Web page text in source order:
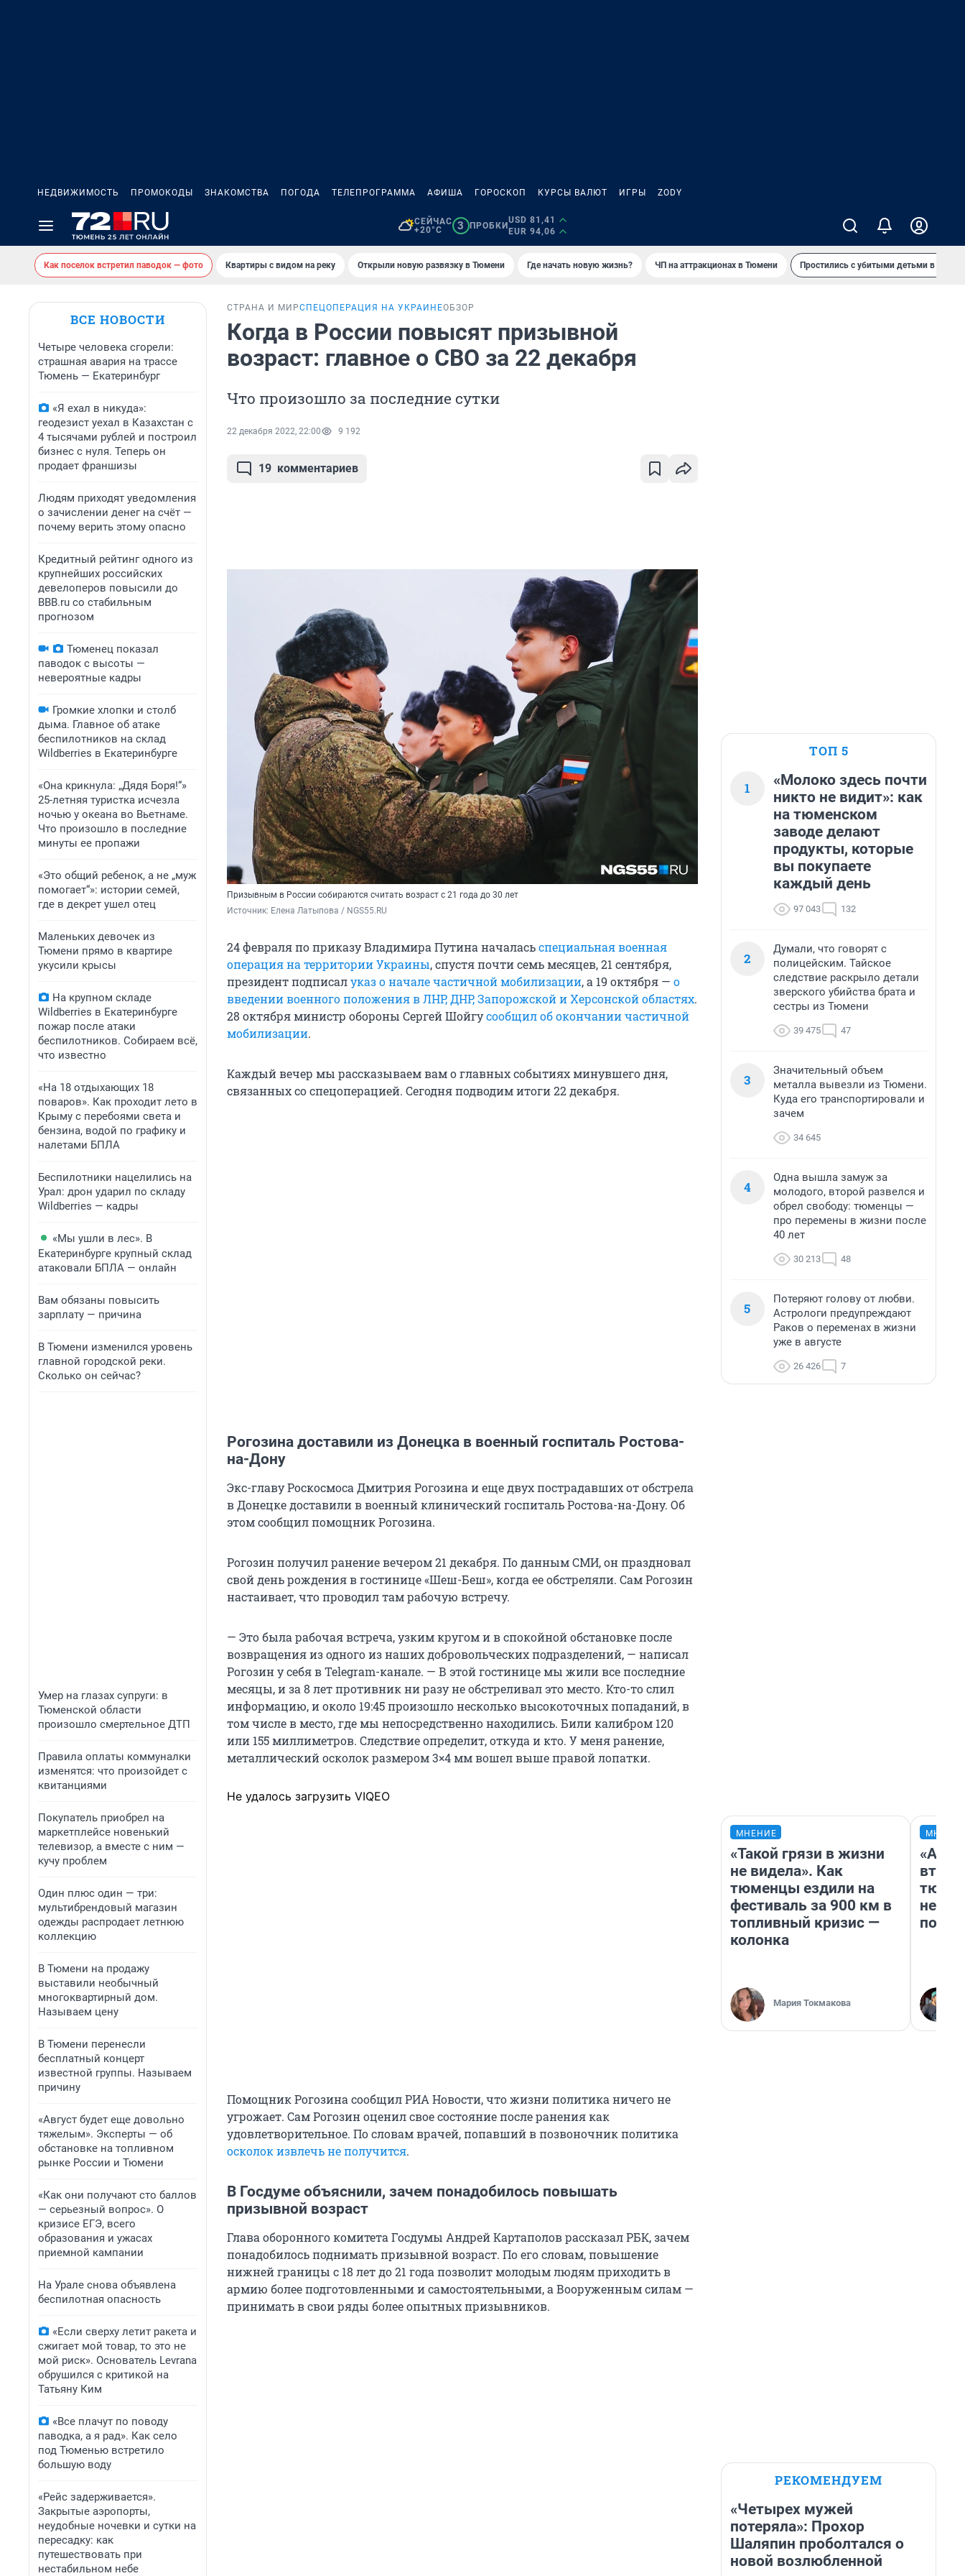
НЕДВИЖИМОСТЬ ПРОМОКОДЫ ЗНАКОМСТВА ПОГОДА ТЕЛЕПРОГРАММА АФИША ГОРОСКОП КУРСЫ ВАЛЮТ ИГРЫ ZODY
СЕЙЧАС
+20°C
3 ПРОБКИ
USD 81,41
EUR 94,06
Как поселок встретил паводок — фото Квартиры с видом на реку Открыли новую развязку в Тюмени Где начать новую жизнь? ЧП на аттракционах в Тюмени Простились с убитыми детьми в
ВСЕ НОВОСТИ
Четыре человека сгорели:
страшная авария на трассе
Тюмень — Екатеринбург
«Я ехал в никуда»:
геодезист уехал в Казахстан с
4 тысячами рублей и построил
бизнес с нуля. Теперь он
продает франшизы
Людям приходят уведомления
о зачислении денег на счёт —
почему верить этому опасно
Кредитный рейтинг одного из
крупнейших российских
девелоперов повысили до
BBB.ru со стабильным
прогнозом
Тюменец показал
паводок с высоты —
невероятные кадры
Громкие хлопки и столб
дыма. Главное об атаке
беспилотников на склад
Wildberries в Екатеринбурге
«Она крикнула: „Дядя Боря!“»
25-летняя туристка исчезла
ночью у океана во Вьетнаме.
Что произошло в последние
минуты ее пропажи
«Это общий ребенок, а не „муж
помогает“»: истории семей,
где в декрет ушел отец
Маленьких девочек из
Тюмени прямо в квартире
укусили крысы
На крупном складе
Wildberries в Екатеринбурге
пожар после атаки
беспилотников. Собираем всё,
что известно
«На 18 отдыхающих 18
поваров». Как проходит лето в
Крыму с перебоями света и
бензина, водой по графику и
налетами БПЛА
Беспилотники нацелились на
Урал: дрон ударил по складу
Wildberries — кадры
«Мы ушли в лес». В
Екатеринбурге крупный склад
атаковали БПЛА — онлайн
Вам обязаны повысить
зарплату — причина
В Тюмени изменился уровень
главной городской реки.
Сколько он сейчас?
Умер на глазах супруги: в
Тюменской области
произошло смертельное ДТП
Правила оплаты коммуналки
изменятся: что произойдет с
квитанциями
Покупатель приобрел на
маркетплейсе новенький
телевизор, а вместе с ним —
кучу проблем
Один плюс один — три:
мультибрендовый магазин
одежды распродает летнюю
коллекцию
В Тюмени на продажу
выставили необычный
многоквартирный дом.
Называем цену
В Тюмени перенесли
бесплатный концерт
известной группы. Называем
причину
«Август будет еще довольно
тяжелым». Эксперты — об
обстановке на топливном
рынке России и Тюмени
«Как они получают сто баллов
— серьезный вопрос». О
кризисе ЕГЭ, всего
образования и ужасах
приемной кампании
На Урале снова объявлена
беспилотная опасность
«Если сверху летит ракета и
сжигает мой товар, то это не
мой риск». Основатель Levrana
обрушился с критикой на
Татьяну Ким
«Все плачут по поводу
паводка, а я рад». Как село
под Тюменью встретило
большую воду
«Рейс задерживается».
Закрытые аэропорты,
неудобные ночевки и сутки на
пересадку: как
путешествовать при
нестабильном небе
СТРАНА И МИРСПЕЦОПЕРАЦИЯ НА УКРАИНЕОБЗОР
Когда в России повысят призывной
возраст: главное о СВО за 22 декабря
Что произошло за последние сутки
22 декабря 2022, 22:00 9 192
19 комментариев
Призывным в России собираются считать возраст с 21 года до 30 лет
Источник: Елена Латыпова / NGS55.RU
24 февраля по приказу Владимира Путина началасьспециальная военная
операция на территории Украины, спустя почти семь месяцев, 21 сентября,
президент подписалуказ о начале частичной мобилизации, а 19 октября — о
введении военного положения в ЛНР, ДНР, Запорожской и Херсонской областях.
28 октября министр обороны Сергей Шойгусообщил об окончании частичной
мобилизации.
Каждый вечер мы рассказываем вам о главных событиях минувшего дня,
связанных со спецоперацией. Сегодня подводим итоги 22 декабря.
Рогозина доставили из Донецка в военный госпиталь Ростова-
на-Дону
Экс-главу Роскосмоса Дмитрия Рогозина и еще двух пострадавших от обстрела
в Донецке доставили в военный клинический госпиталь Ростова-на-Дону. Об
этом сообщил помощник Рогозина.
Рогозин получил ранение вечером 21 декабря. По данным СМИ, он праздновал
свой день рождения в гостинице «Шеш-Беш», когда ее обстреляли. Сам Рогозин
настаивает, что проводил там рабочую встречу.
— Это была рабочая встреча, узким кругом и в спокойной обстановке после
возвращения из одного из наших добровольческих подразделений, — написал
Рогозин у себя в Telegram-канале. — В этой гостинице мы жили все последние
месяцы, и за 8 лет противник ни разу не обстреливал это место. Кто-то слил
информацию, и около 19:45 произошло несколько высокоточных попаданий, в
том числе в место, где мы непосредственно находились. Били калибром 120
или 155 миллиметров. Следствие определит, откуда и кто. У меня ранение,
металлический осколок размером 3×4 мм вошел выше правой лопатки.
Не удалось загрузить VIQEO
Помощник Рогозина сообщил РИА Новости, что жизни политика ничего не
угрожает. Сам Рогозин оценил свое состояние после ранения как
удовлетворительное. По словам врачей, попавший в позвоночник политика
осколок извлечь не получится.
В Госдуме объяснили, зачем понадобилось повышать
призывной возраст
Глава оборонного комитета Госдумы Андрей Картаполов рассказал РБК, зачем
понадобилось поднимать призывной возраст. По его словам, повышение
нижней границы с 18 лет до 21 года позволит молодым людям приходить в
армию более подготовленными и самостоятельными, а Вооруженным силам —
принимать в свои ряды более опытных призывников.
ТОП 5
1
«Молоко здесь почти
никто не видит»: как
на тюменском
заводе делают
продукты, которые
вы покупаете
каждый день
97 043 132
2
Думали, что говорят с
полицейским. Тайское
следствие раскрыло детали
зверского убийства брата и
сестры из Тюмени
39 475 47
3
Значительный объем
металла вывезли из Тюмени.
Куда его транспортировали и
зачем
34 645
4
Одна вышла замуж за
молодого, второй развелся и
обрел свободу: тюменцы —
про перемены в жизни после
40 лет
30 213 48
5
Потеряют голову от любви.
Астрологи предупреждают
Раков о переменах в жизни
уже в августе
26 426 7
МНЕНИЕ
«Такой грязи в жизни
не видела». Как
тюменцы ездили на
фестиваль за 900 км в
топливный кризис —
колонка
Мария Токмакова
РЕКОМЕНДУЕМ
«Четырех мужей
потеряла»: Прохор
Шаляпин проболтался о
новой возлюбленной